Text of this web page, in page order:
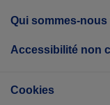
Qui sommes-nous
Accessibilité non
Cookies